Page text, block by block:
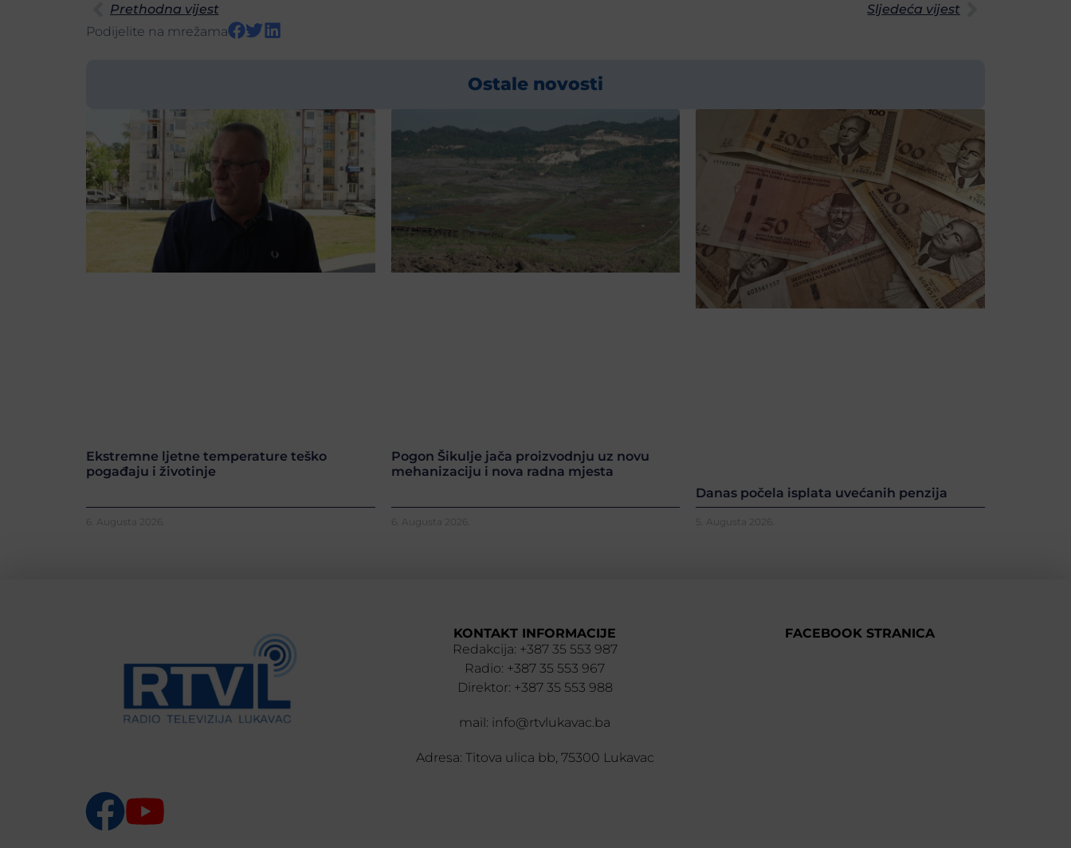
Prethodna vijest
Sljedeća vijest
Podijelite na mrežama
Ostale novosti
Ekstremne ljetne temperature teško
pogađaju i životinje
6. Augusta 2026.
Pogon Šikulje jača proizvodnju uz novu
mehanizaciju i nova radna mjesta
6. Augusta 2026.
Danas počela isplata uvećanih penzija
5. Augusta 2026.
KONTAKT INFORMACIJE
Redakcija: +387 35 553 987
Radio: +387 35 553 967
Direktor: +387 35 553 988
mail: info@rtvlukavac.ba
Adresa: Titova ulica bb, 75300 Lukavac
FACEBOOK STRANICA